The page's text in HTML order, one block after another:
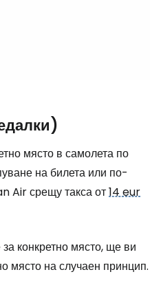
място в самолета по
на билета или по-
Air срещу такса от14 eur
конкретно място, ще ви
място на случаен принцип.